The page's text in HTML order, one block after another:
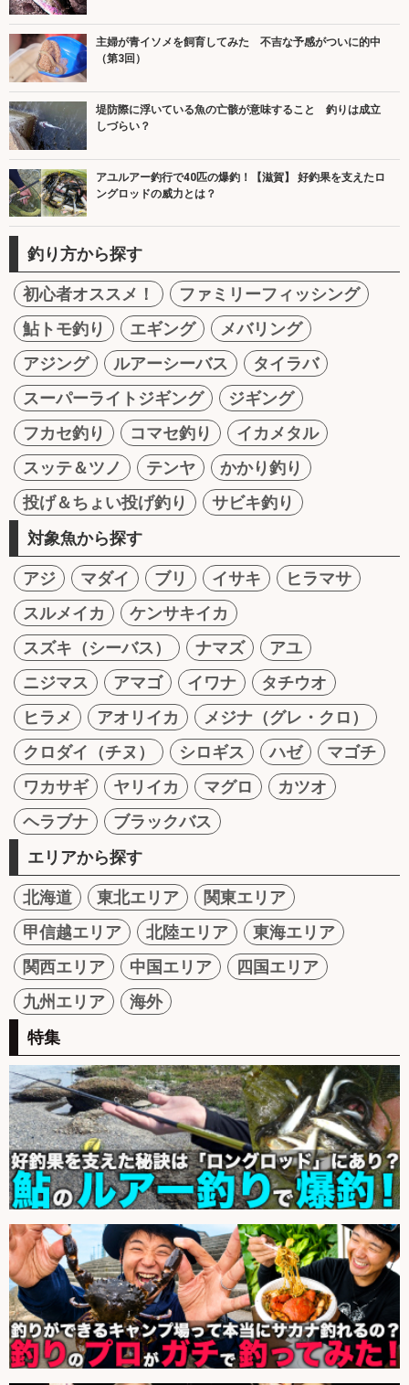
主婦が青イソメを飼育してみた 不吉な予感がついに的中
（第3回）
堤防際に浮いている魚の亡骸が意味すること 釣りは成立
しづらい？
アユルアー釣行で40匹の爆釣！【滋賀】 好釣果を支えたロ
ングロッドの威力とは？
釣り方から探す
初心者オススメ！
ファミリーフィッシング
鮎トモ釣り
エギング
メバリング
アジング
ルアーシーバス
タイラバ
スーパーライトジギング
ジギング
フカセ釣り
コマセ釣り
イカメタル
スッテ＆ツノ
テンヤ
かかり釣り
投げ＆ちょい投げ釣り
サビキ釣り
対象魚から探す
アジ マダイ ブリ イサキ
ヒラマサ
スルメイカ
ケンサキイカ
スズキ（シーバス）
ナマズ
アユ
ニジマス
アマゴ イワナ
タチウオ
ヒラメ
アオリイカ
メジナ（グレ・クロ）
クロダイ（チヌ）
シロギス ハゼ
マゴチ
ワカサギ
ヤリイカ マグロ
カツオ
ヘラブナ
ブラックバス
エリアから探す
北海道 東北エリア
関東エリア
甲信越エリア
北陸エリア
東海エリア
関西エリア
中国エリア
四国エリア
九州エリア
海外
特集